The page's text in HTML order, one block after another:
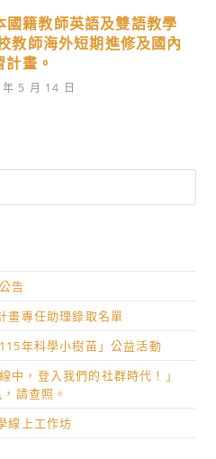
籍教師英語及雙語教學
教師海外短期進修及國內
計畫。
5 月 14 日
告
畫專任助理錄取名單
年科學小樹苗」公益活動
中，登入我們的社群時代！」
請查照。
線上工作坊